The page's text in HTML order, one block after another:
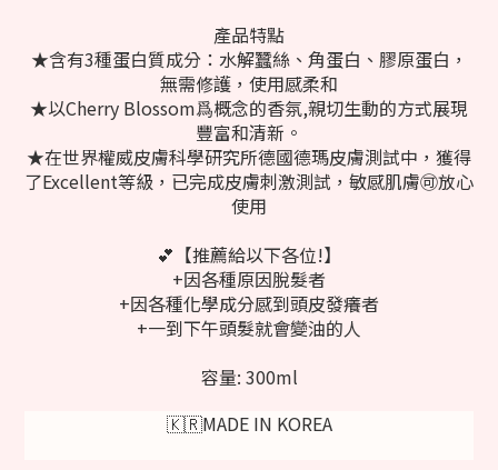
產品特點
★含有3種蛋白質成分：水解蠶絲、角蛋白、膠原蛋白，
無需修護，使用感柔和
★以Cherry Blossom爲概念的香氛,親切生動的方式展現
豐富和清新。
★在世界權威皮膚科學研究所德國德瑪皮膚測試中，獲得
了Excellent等級，已完成皮膚刺激測試，敏感肌膚🉑️放心
使用
💕【推薦給以下各位!】
+因各種原因脫髮者
+因各種化學成分感到頭皮發癢者
+一到下午頭髮就會變油的人
容量: 300ml
🇰🇷MADE IN KOREA